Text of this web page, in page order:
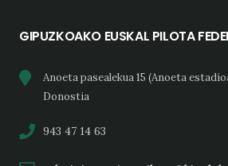
GIPUZKOAKO EUSKAL PILOTA
Anoeta pasealekua 15 (Anoeta
Donostia
943 47 14 63